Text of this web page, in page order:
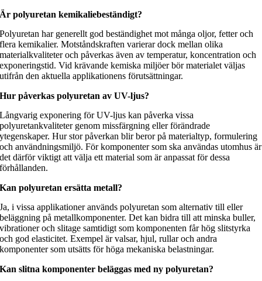
Är polyuretan kemikaliebeständigt?
Polyuretan har generellt god beständighet mot många oljor, fetter och
flera kemikalier. Motståndskraften varierar dock mellan olika
materialkvaliteter och påverkas även av temperatur, koncentration och
exponeringstid. Vid krävande kemiska miljöer bör materialet väljas
utifrån den aktuella applikationens förutsättningar.
Hur påverkas polyuretan av UV-ljus?
Långvarig exponering för UV-ljus kan påverka vissa
polyuretankvaliteter genom missfärgning eller förändrade
ytegenskaper. Hur stor påverkan blir beror på materialtyp, formulering
och användningsmiljö. För komponenter som ska användas utomhus är
det därför viktigt att välja ett material som är anpassat för dessa
förhållanden.
Kan polyuretan ersätta metall?
Ja, i vissa applikationer används polyuretan som alternativ till eller
beläggning på metallkomponenter. Det kan bidra till att minska buller,
vibrationer och slitage samtidigt som komponenten får hög slitstyrka
och god elasticitet. Exempel är valsar, hjul, rullar och andra
komponenter som utsätts för höga mekaniska belastningar.
Kan slitna komponenter beläggas med ny polyuretan?